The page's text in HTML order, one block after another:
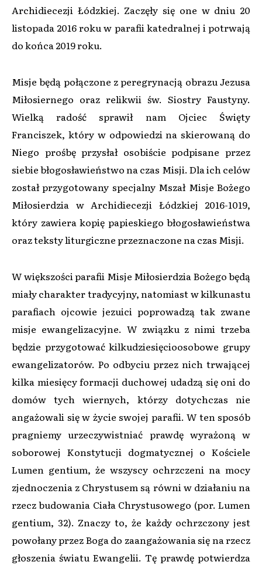
Archidiecezji Łódzkiej. Zaczęły się one w dniu 20
listopada 2016 roku w parafii katedralnej i potrwają
do końca 2019 roku.
Misje będą połączone z peregrynacją obrazu Jezusa
Miłosiernego oraz relikwii św. Siostry Faustyny.
Wielką radość sprawił nam Ojciec Święty
Franciszek, który w odpowiedzi na skierowaną do
Niego prośbę przysłał osobiście podpisane przez
siebie błogosławieństwo na czas Misji. Dla ich celów
został przygotowany specjalny Mszał Misje Bożego
Miłosierdzia w Archidiecezji Łódzkiej 2016-1019,
który zawiera kopię papieskiego błogosławieństwa
oraz teksty liturgiczne przeznaczone na czas Misji.
W większości parafii Misje Miłosierdzia Bożego będą
miały charakter tradycyjny, natomiast w kilkunastu
parafiach ojcowie jezuici poprowadzą tak zwane
misje ewangelizacyjne. W związku z nimi trzeba
będzie przygotować kilkudziesięcioosobowe grupy
ewangelizatorów. Po odbyciu przez nich trwającej
kilka miesięcy formacji duchowej udadzą się oni do
domów tych wiernych, którzy dotychczas nie
angażowali się w życie swojej parafii. W ten sposób
pragniemy urzeczywistniać prawdę wyrażoną w
soborowej Konstytucji dogmatycznej o Kościele
Lumen gentium, że wszyscy ochrzczeni na mocy
zjednoczenia z Chrystusem są równi w działaniu na
rzecz budowania Ciała Chrystusowego (por. Lumen
gentium, 32). Znaczy to, że każdy ochrzczony jest
powołany przez Boga do zaangażowania się na rzecz
głoszenia światu Ewangelii. Tę prawdę potwierdza